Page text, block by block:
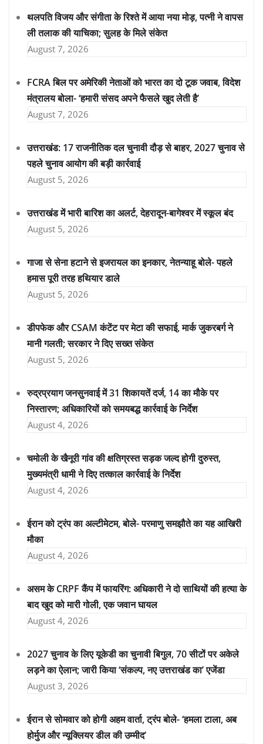
थलपति विजय और संगीता के रिश्ते में आया नया मोड़, पत्नी ने वापस
ली तलाक की याचिका; सुलह के मिले संकेत
August 7, 2026
FCRA बिल पर अमेरिकी नेताओं को भारत का दो टूक जवाब, विदेश
मंत्रालय बोला- ‘हमारी संसद अपने फैसले खुद लेती है’
August 7, 2026
उत्तराखंड: 17 राजनीतिक दल चुनावी दौड़ से बाहर, 2027 चुनाव से
पहले चुनाव आयोग की बड़ी कार्रवाई
August 5, 2026
उत्तराखंड में भारी बारिश का अलर्ट, देहरादून-बागेश्वर में स्कूल बंद
August 5, 2026
गाजा से सेना हटाने से इजरायल का इनकार, नेतन्याहू बोले- पहले
हमास पूरी तरह हथियार डाले
August 5, 2026
डीपफेक और CSAM कंटेंट पर मेटा की सफाई, मार्क जुकरबर्ग ने
मानी गलती; सरकार ने दिए सख्त संकेत
August 5, 2026
रुद्रप्रयाग जनसुनवाई में 31 शिकायतें दर्ज, 14 का मौके पर
निस्तारण; अधिकारियों को समयबद्ध कार्रवाई के निर्देश
August 4, 2026
चमोली के खैनूरी गांव की क्षतिग्रस्त सड़क जल्द होगी दुरुस्त,
मुख्यमंत्री धामी ने दिए तत्काल कार्रवाई के निर्देश
August 4, 2026
ईरान को ट्रंप का अल्टीमेटम, बोले- परमाणु समझौते का यह आखिरी
मौका
August 4, 2026
असम के CRPF कैंप में फायरिंग: अधिकारी ने दो साथियों की हत्या के
बाद खुद को मारी गोली, एक जवान घायल
August 4, 2026
2027 चुनाव के लिए यूकेडी का चुनावी बिगुल, 70 सीटों पर अकेले
लड़ने का ऐलान; जारी किया ‘संकल्प, नए उत्तराखंड का’ एजेंडा
August 3, 2026
ईरान से सोमवार को होगी अहम वार्ता, ट्रंप बोले- ‘हमला टाला, अब
होर्मुज और न्यूक्लियर डील की उम्मीद’